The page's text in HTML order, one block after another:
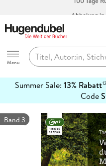
Abholung
Hugendubel
Menu
Summer Sale: 13% Rabatt12
Code
erfahren
Band 3